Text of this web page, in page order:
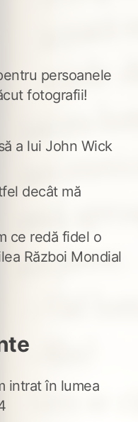
persoanele
fotografii!
a lui John Wick
decât mă
ce redă fidel o
Război Mondial
intrat în lumea